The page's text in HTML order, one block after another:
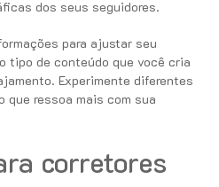
dos seus seguidores.
para ajustar seu
tipo de conteúdo que você cria
Experimente diferentes
que ressoa mais com sua
corretores